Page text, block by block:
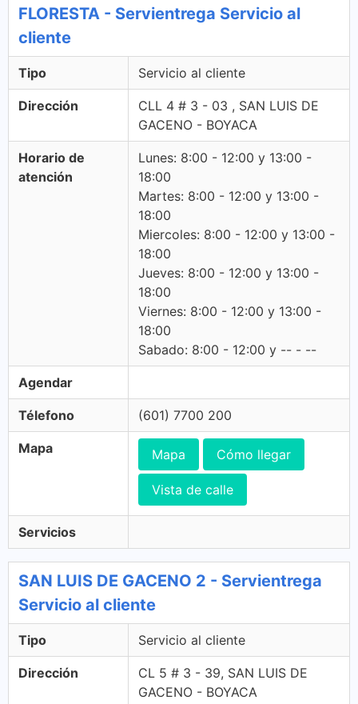
FLORESTA - Servientrega Servicio al
cliente
Tipo Servicio al cliente
Dirección
CLL 4 # 3 - 03 , SAN LUIS DE
GACENO - BOYACA
Horario de
atención
Lunes: 8:00 - 12:00 y 13:00 -
18:00
Martes: 8:00 - 12:00 y 13:00 -
18:00
Miercoles: 8:00 - 12:00 y 13:00 -
18:00
Jueves: 8:00 - 12:00 y 13:00 -
18:00
Viernes: 8:00 - 12:00 y 13:00 -
18:00
Sabado: 8:00 - 12:00 y -- - --
Agendar
Télefono (601) 7700 200
Mapa Mapa Cómo llegar
Vista de calle
Servicios
SAN LUIS DE GACENO 2 - Servientrega
Servicio al cliente
Tipo Servicio al cliente
Dirección
CL 5 # 3 - 39, SAN LUIS DE
GACENO - BOYACA